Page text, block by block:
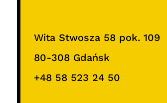
Wita Stwosza 58 pok. 109
80-308 Gdańsk
+48 58 523 24 50